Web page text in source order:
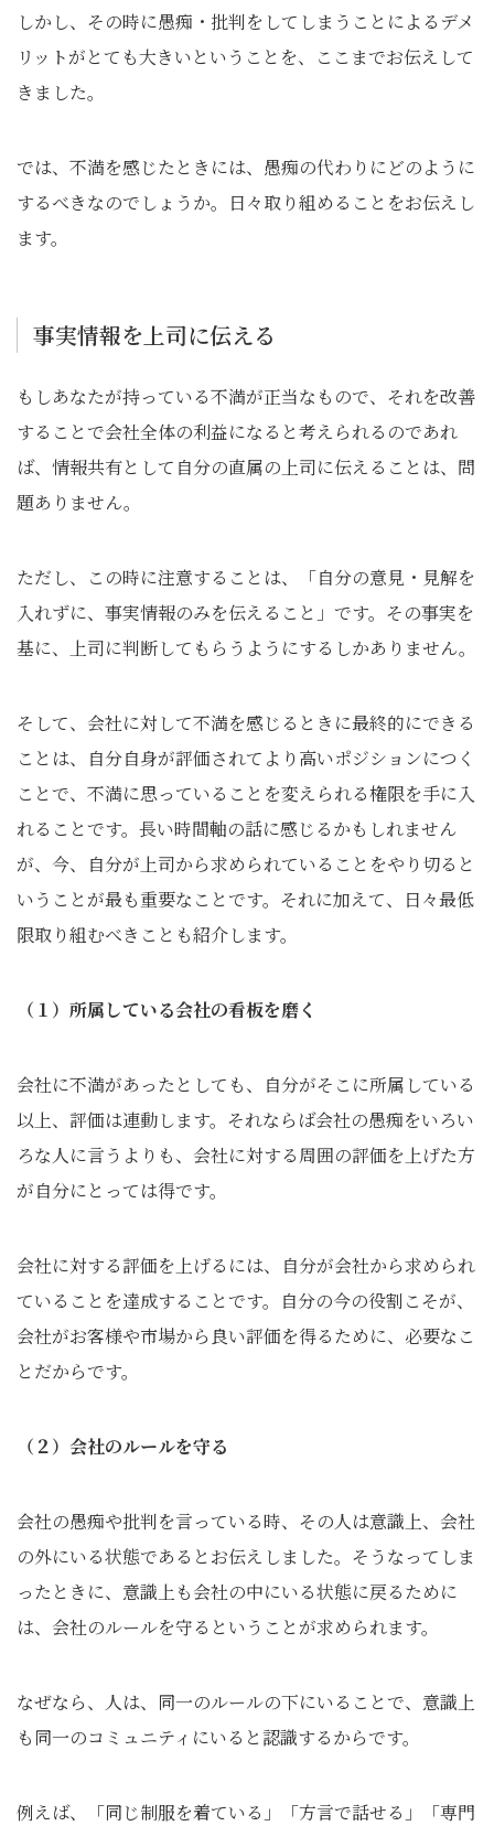
しかし、その時に愚痴・批判をしてしまうことによるデメ
リットがとても大きいということを、ここまでお伝えして
きました。
では、不満を感じたときには、愚痴の代わりにどのように
するべきなのでしょうか。日々取り組めることをお伝えし
ます。
事実情報を上司に伝える
もしあなたが持っている不満が正当なもので、それを改善
することで会社全体の利益になると考えられるのであれ
ば、情報共有として自分の直属の上司に伝えることは、問
題ありません。
ただし、この時に注意することは、「自分の意見・見解を
入れずに、事実情報のみを伝えること」です。その事実を
基に、上司に判断してもらうようにするしかありません。
そして、会社に対して不満を感じるときに最終的にできる
ことは、自分自身が評価されてより高いポジションにつく
ことで、不満に思っていることを変えられる権限を手に入
れることです。長い時間軸の話に感じるかもしれません
が、今、自分が上司から求められていることをやり切ると
いうことが最も重要なことです。それに加えて、日々最低
限取り組むべきことも紹介します。
（１）所属している会社の看板を磨く
会社に不満があったとしても、自分がそこに所属している
以上、評価は連動します。それならば会社の愚痴をいろい
ろな人に言うよりも、会社に対する周囲の評価を上げた方
が自分にとっては得です。
会社に対する評価を上げるには、自分が会社から求められ
ていることを達成することです。自分の今の役割こそが、
会社がお客様や市場から良い評価を得るために、必要なこ
とだからです。
（２）会社のルールを守る
会社の愚痴や批判を言っている時、その人は意識上、会社
の外にいる状態であるとお伝えしました。そうなってしま
ったときに、意識上も会社の中にいる状態に戻るために
は、会社のルールを守るということが求められます。
なぜなら、人は、同一のルールの下にいることで、意識上
も同一のコミュニティにいると認識するからです。
例えば、「同じ制服を着ている」「方言で話せる」「専門